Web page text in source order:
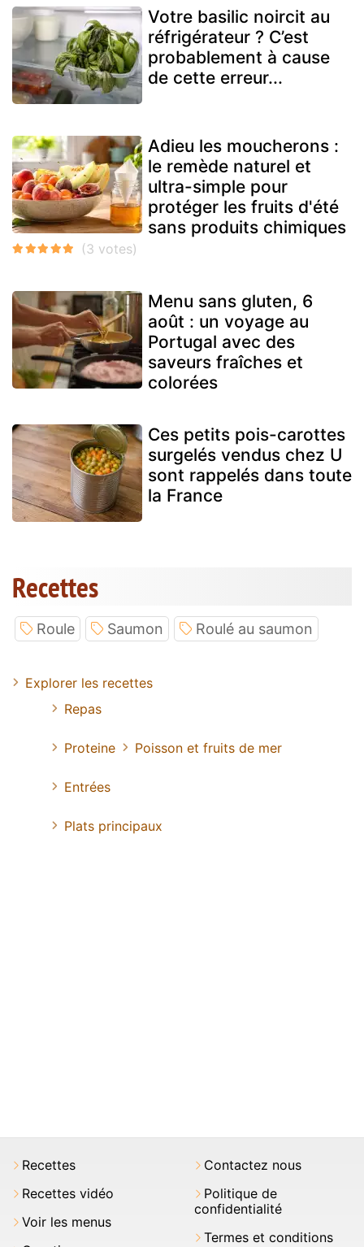
Votre basilic noircit au
réfrigérateur ? C’est
probablement à cause
de cette erreur...
Adieu les moucherons :
le remède naturel et
ultra-simple pour
protéger les fruits d'été
sans produits chimiques
Menu sans gluten, 6
août : un voyage au
Portugal avec des
saveurs fraîches et
colorées
Ces petits pois-carottes
surgelés vendus chez U
sont rappelés dans toute
la France
Recettes
Roule Saumon Roulé au saumon
Explorer les recettes
Repas
Proteine Poisson et fruits de mer
Entrées
Plats principaux
Recettes
Recettes vidéo
Voir les menus
Contactez nous
Politique de
confidentialité
Termes et conditions